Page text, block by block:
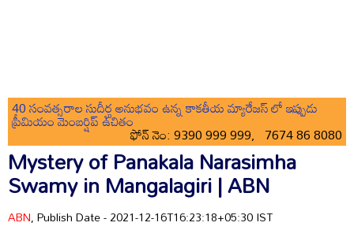
40 సంవత్సరాల సుదీర్ఘ అనుభవం ఉన్న కాకతీయ మ్యారేజస్ లో ఇప్పుడు
ప్రీమియం మెంబర్షిప్ ఉచితం
ఫోన్ నెం: 9390 999 999, 7674 86 8080
Mystery of Panakala Narasimha
Swamy in Mangalagiri | ABN
ABN, Publish Date - 2021-12-16T16:23:18+05:30 IST